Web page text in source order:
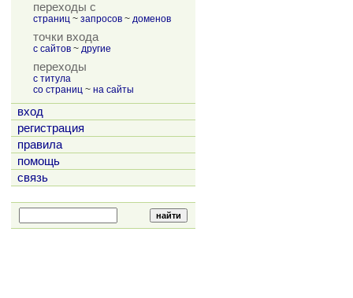
переходы с
страниц ~ запросов ~ доменов
точки входа
с сайтов ~ другие
переходы
с титула
со страниц ~ на сайты
вход
регистрация
правила
помощь
связь